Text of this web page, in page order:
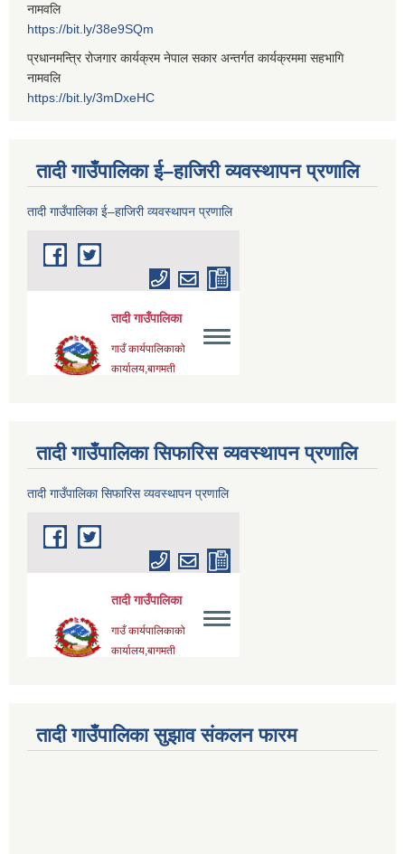
नामवलि
https://bit.ly/38e9SQm
प्रधानमन्त्रि रोजगार कार्यक्रम नेपाल सकार अन्तर्गत कार्यक्रममा सहभागि
नामवलि
https://bit.ly/3mDxeHC
तादी गाउँपालिका ई–हाजिरी व्यवस्थापन प्रणालि
तादी गाउँपालिका ई–हाजिरी व्यवस्थापन प्रणालि
तादी गाउँपालिका सिफारिस व्यवस्थापन प्रणालि
तादी गाउँपालिका सिफारिस व्यवस्थापन प्रणालि
तादी गाउँपालिका सुझाव संकलन फारम